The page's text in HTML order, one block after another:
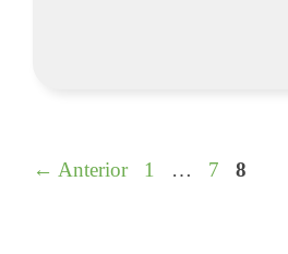
← Anterior Página
1 … Página
7 Página
8